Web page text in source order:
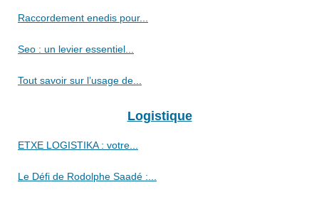
Raccordement enedis pour...
Seo : un levier essentiel...
Tout savoir sur l’usage de...
Logistique
ETXE LOGISTIKA : votre...
Le Défi de Rodolphe Saadé :...